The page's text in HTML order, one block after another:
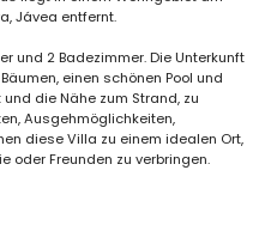
Jávea entfernt.
und 2 Badezimmer. Die Unterkunft
einen schönen Pool und
die Nähe zum Strand, zu
Ausgehmöglichkeiten,
diese Villa zu einem idealen Ort,
oder Freunden zu verbringen.